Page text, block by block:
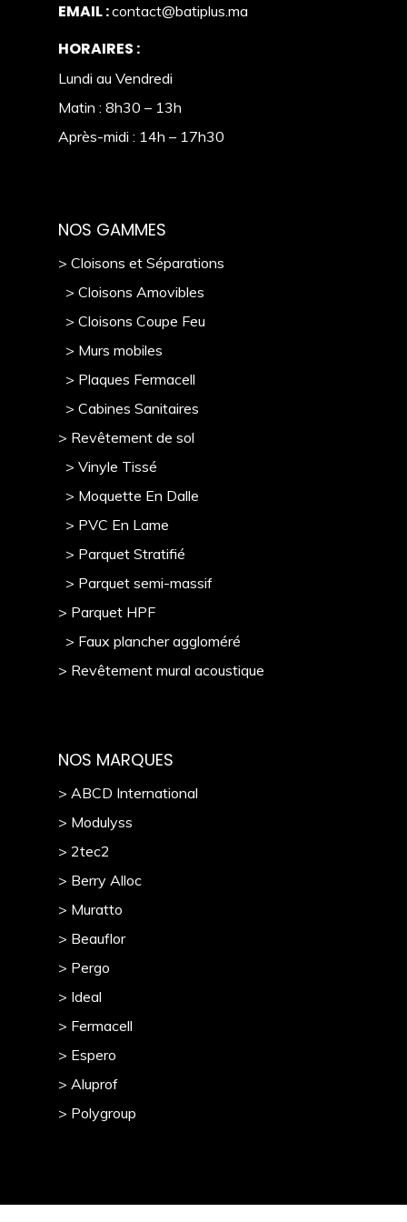
EMAIL :contact@batiplus.ma
HORAIRES :
Lundi au Vendredi
Matin : 8h30 – 13h
Après-midi : 14h – 17h30
NOS GAMMES
> Cloisons et Séparations
> Cloisons Amovibles
> Cloisons Coupe Feu
> Murs mobiles
> Plaques Fermacell
> Cabines Sanitaires
> Revêtement de sol
> Vinyle Tissé
> Moquette En Dalle
> PVC En Lame
> Parquet Stratifié
> Parquet semi-massif
> Parquet HPF
> Faux plancher aggloméré
> Revêtement mural acoustique
NOS MARQUES
> ABCD International
> Modulyss
> 2tec2
> Berry Alloc
> Muratto
> Beauflor
> Pergo
> Ideal
> Fermacell
> Espero
> Aluprof
> Polygroup